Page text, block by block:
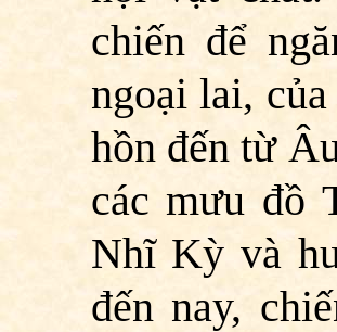
chiến để
ngoại lai,
hồn đến từ
các mưu đồ
Nhĩ Kỳ và
đến nay,